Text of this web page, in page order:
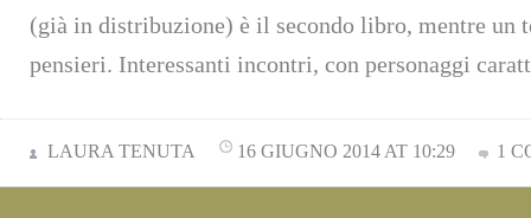
(già in distribuzione) è il secondo libro, mentre un
pensieri. Interessanti incontri, con personaggi
LAURA TENUTA 16 GIUGNO 2014 AT 10:29 1